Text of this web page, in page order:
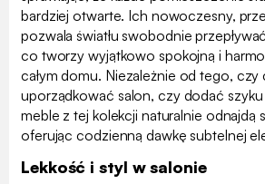
bardziej otwarte. Ich nowoczesny,
pozwala światłu swobodnie
co tworzy wyjątkowo spokojną i
całym domu. Niezależnie od tego, czy
uporządkować salon, czy dodać
meble z tej kolekcji naturalnie odnajdą
oferując codzienną dawkę subtelnej
Lekkość i styl w salonie